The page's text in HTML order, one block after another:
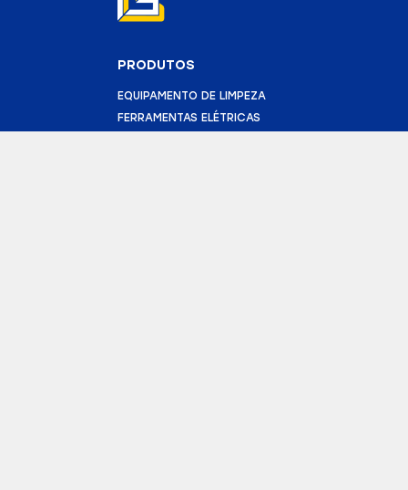
PRODUTOS
EQUIPAMENTO DE LIMPEZA
FERRAMENTAS ELÉTRICAS